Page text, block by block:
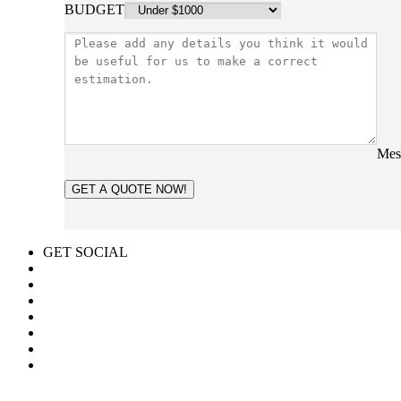
BUDGET
GET A QUOTE NOW!
GET SOCIAL